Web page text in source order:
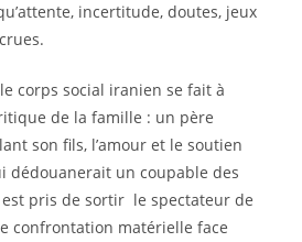
incertitude, doutes, jeux
corps social iranien se fait à
de la famille : un père
son fils, l’amour et le soutien
dédouanerait un coupable des
pris de sortir le spectateur de
confrontation matérielle face